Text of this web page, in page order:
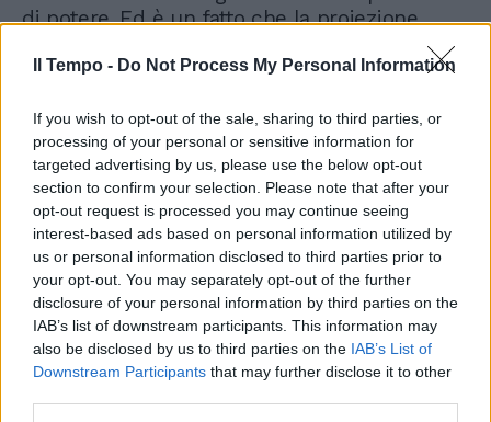
Il Tempo - Do Not Process My Personal Information
If you wish to opt-out of the sale, sharing to third parties, or
processing of your personal or sensitive information for
targeted advertising by us, please use the below opt-out
section to confirm your selection. Please note that after your
opt-out request is processed you may continue seeing
interest-based ads based on personal information utilized by
us or personal information disclosed to third parties prior to
your opt-out. You may separately opt-out of the further
disclosure of your personal information by third parties on the
IAB’s list of downstream participants. This information may
also be disclosed by us to third parties on the IAB’s List of
Downstream Participants that may further disclose it to other
di potere. Ed è un fatto che la proiezione
strategica della Germania è sempre meno
europea e sempre più rivolta ad Est, alla Cina
disporre di una valuta forte e stabile per
comprare energia e materie prime, ed
attrarre capitali e investimenti, serve,
eccome. Fantapolitica? Negli ultimi quattro
anni abbiamo visto ben altro. Una cosa è
certa: Monti deve aggiornare la propria
agenda. E deve anche darsi un profilo più
politico, sia in Italia sia quando va in giro per
il mondo. I suoi punti cardinali sono investiti
da una tempesta magnetica, le rassicuranti
certezze custodite tra i labirinti e le moquette